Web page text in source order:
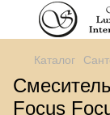
Каталог
Focus